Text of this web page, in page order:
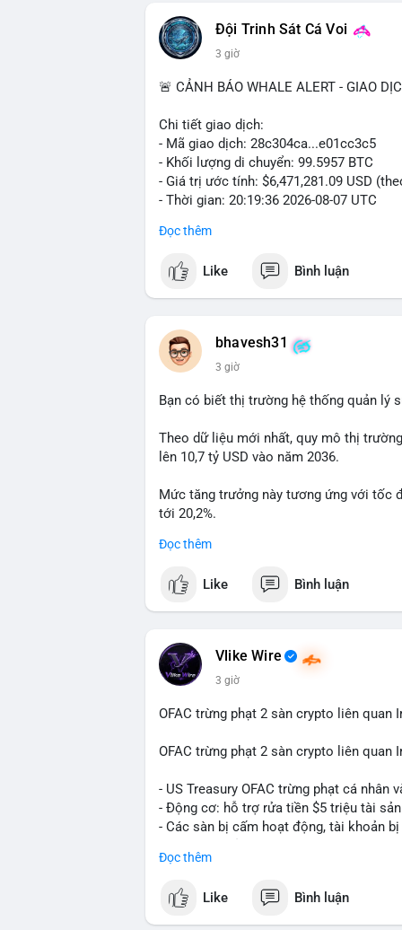
Đội Trinh Sát Cá Voi
3 giờ
🚨 CẢNH BÁO WHALE ALERT - GIAO
Chi tiết giao dịch:
- Mã giao dịch: 28c304ca...e01cc3c5
- Khối lượng di chuyển: 99.5957 BTC
- Giá trị ước tính: $6,471,281.09 USD
- Thời gian: 20:19:36 2026-08-07 UTC
Nhận định phân tích: Khối lượng 99.6
thường gặp ở hai kịch bản: cá voi nạp
hoặc chuyển sang ví lạnh nhằm tích
BTC vào ví nóng sàn, khả năng cao là
hoạt động, đó là tín hiệu gom hàng chiến
tránh hành động theo cảm xúc. Xác
#99dot6btc #capvoichuyentien
Đọc thêm
Like Bình luận
bhavesh31
3 giờ
Bạn có biết thị trường hệ thống quản lý
Theo dữ liệu mới nhất, quy mô thị
lên 10,7 tỷ USD vào năm 2036.
Mức tăng trưởng này tương ứng với tốc
tới 20,2%.
Điều gì đang thúc đẩy sự tăng trưởng
Đọc thêm
Like Bình luận
Vlike Wire
3 giờ
OFAC trừng phạt 2 sàn crypto liên quan
OFAC trừng phạt 2 sàn crypto liên quan
- US Treasury OFAC trừng phạt cá nhân
- Động cơ: hỗ trợ rửa tiền $5 triệu tài
- Các sàn bị cấm hoạt động, tài khoản bị
$btc $eth
Đọc thêm
Like Bình luận